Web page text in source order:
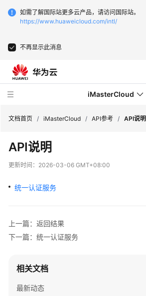
如需了解国际站更多云产品，请访问国际站。
https://www.huaweicloud.com/intl/
不再显示此消息
iMasterCloud
最
新
态
介
绍
号
准
文档首页 / iMasterCloud / API参考 / API说明
API说明
更新时间： 2026-03-06 GMT+08:00
统一认证服务
上一篇：返回结果
下一篇：统一认证服务
相关文档
最新动态